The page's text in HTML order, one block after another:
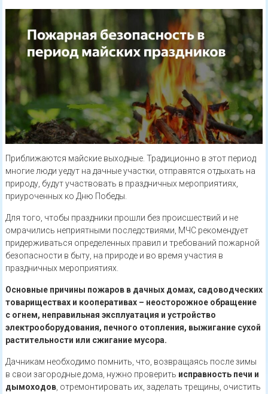
Приближаются майские выходные. Традиционно в этот период
многие люди уедут на дачные участки, отправятся отдыхать на
природу, будут участвовать в праздничных мероприятиях,
приуроченных ко Дню Победы.
Для того, чтобы праздники прошли без происшествий и не
омрачились неприятными последствиями, МЧС рекомендует
придерживаться определенных правил и требований пожарной
безопасности в быту, на природе и во время участия в
праздничных мероприятиях.
Основные причины пожаров в дачных домах, садоводческих
товариществах и кооперативах – неосторожное обращение
с огнем, неправильная эксплуатация и устройство
электрооборудования, печного отопления, выжигание сухой
растительности или сжигание мусора.
Дачникам необходимо помнить, что, возвращаясь после зимы
в свои загородные дома, нужно проверить исправность печи и
дымоходов, отремонтировать их, заделать трещины, очистить